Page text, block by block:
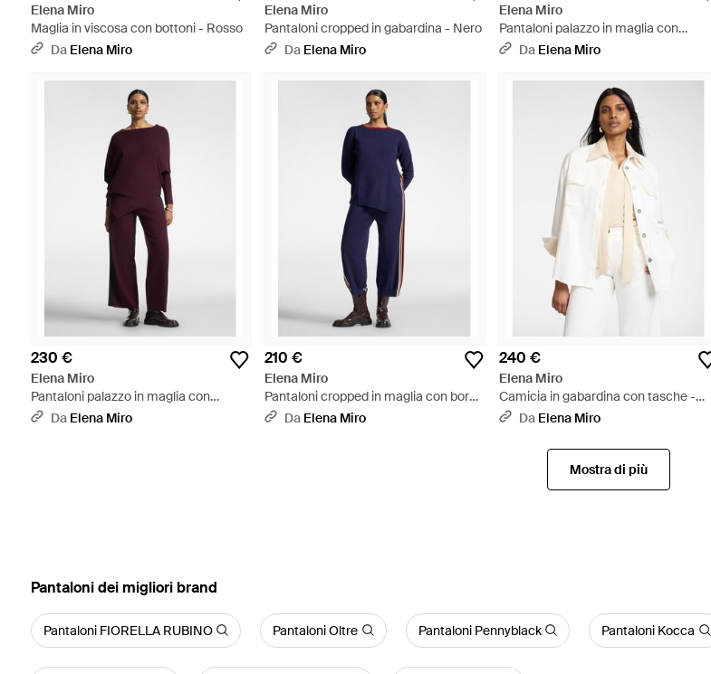
Elena Miro
Maglia in viscosa con bottoni - Rosso
Da Elena Miro
Elena Miro
Pantaloni cropped in gabardina - Nero
Da Elena Miro
Elena Miro
Pantaloni palazzo in maglia con
coulisse - Grigio
Da Elena Miro
230 €
Elena Miro
Pantaloni palazzo in maglia con
coulisse - Viola
Da Elena Miro
210 €
Elena Miro
Pantaloni cropped in maglia con bordi
a righe - Blu
Da Elena Miro
240 €
Elena Miro
Camicia in gabardina con tasche -
Bianco
Da Elena Miro
Mostra di più
‪Pantaloni‬ dei migliori brand
Pantaloni FIORELLA RUBINO Pantaloni Oltre Pantaloni Pennyblack Pantaloni Kocca